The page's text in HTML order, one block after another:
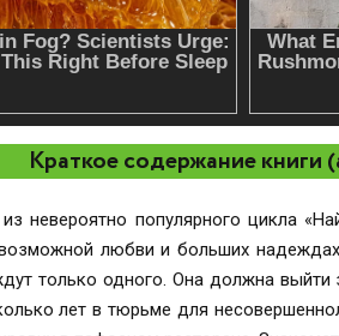
Краткое содержание книги
невероятно популярного цикла
любви и больших
только одного. Она должна
лет в тюрьме для